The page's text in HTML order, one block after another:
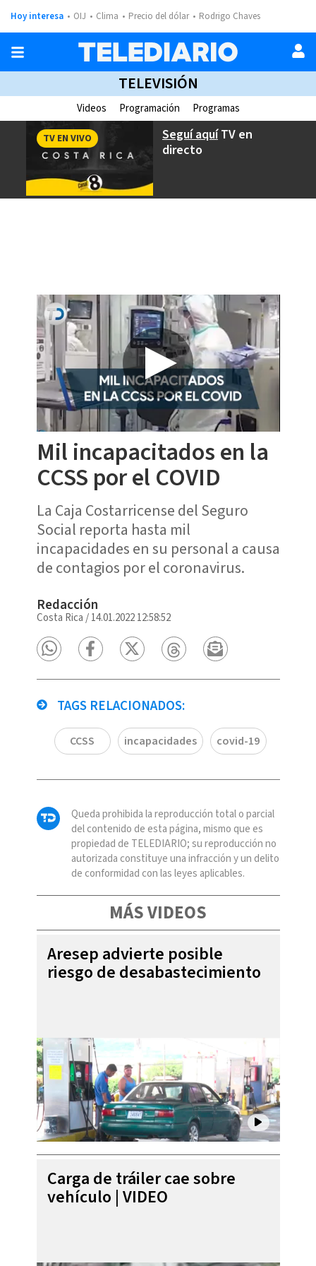
Hoy interesa OIJ Clima Precio del dólar Rodrigo Chaves
TELEVISIÓN
Videos Programación Programas
Seguí aquíTV en
directo
TV EN VIVO
Mil incapacitados en la
CCSS por el COVID
La Caja Costarricense del Seguro
Social reporta hasta mil
incapacidades en su personal a causa
de contagios por el coronavirus.
Redacción
Costa Rica /14.01.2022 12:58:52
TAGS RELACIONADOS:
CCSS incapacidades covid-19
Queda prohibida la reproducción total o parcial
del contenido de esta página, mismo que es
propiedad de TELEDIARIO; su reproducción no
autorizada constituye una infracción y un delito
de conformidad con las leyes aplicables.
MÁS VIDEOS
Aresep advierte posible
riesgo de desabastecimiento
Carga de tráiler cae sobre
vehículo | VIDEO